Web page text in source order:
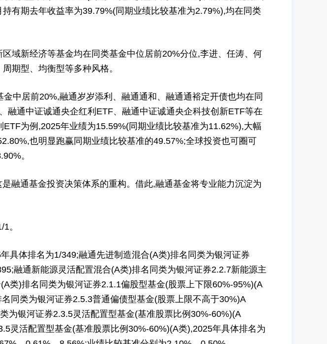
有期去年收益率为39.79%(同期业绩比较基准为2.79%),均在同类
新经济等基金均在同类基金中位居前20%分位,李进、任涛、何
期型、均衡型等多种风格。
居前20%,融通岁岁添利、融通通和、融通通裕定开债也均在同
通中证诚通央企红利ETF、融通中证诚通央企科技创新ETF等在
为例,2025年业绩为15.59%(同期业绩比较基准为11.62%),大幅
也明显跑赢同期业绩比较基准的49.57%;全球投资也可圈可
。
通基金投资决策体系的重构。借此,融通基金将专业能力沉淀为
。
体排名为1/349;融通先进制造混合(A类)排名同类为银河证券
融通新能源灵活配置混合(A类)排名同类为银河证券2.2.7新能源主
类)排名同类为银河证券2.1.1偏股型基金(股票上下限60%-95%)(A
同类为银河证券2.5.3普通偏债型基金(股票上限不高于30%)A
为银河证券2.3.5灵活配置型基金(基准股票比例30%-60%)(A
灵活配置型基金(基准股票比例30%-60%)(A类),2025年具体排名为